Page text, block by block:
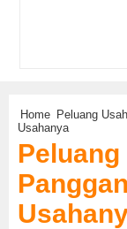
Home Peluang
Usahanya